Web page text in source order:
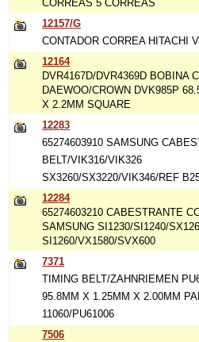
CORREAS 5 CORREAS
12157/G
CONTADOR CORREA HITACHI
12164
DVR4167D/DVR4369D BOBINA
DAEWOO/CROWN DVK985P
X 2.2MM SQUARE
12283
65274603910 SAMSUNG
BELT/VIK316/VIK326
SX3260/SX3220/VIK346/REF
12284
65274603210 CABESTRANTE
SAMSUNG SI1230/SI1240/
SI1260/VX1580/SVX600
7371
TIMING BELT/ZAHNRIEMEN
95.8MM X 1.25MM X 2.00MM
11060/PU61006
7506